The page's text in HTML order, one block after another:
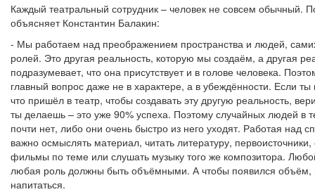
Каждый театральный сотрудник – человек не совсем обычный.
объясняет Константин Балакин:
- Мы работаем над преображением пространства и людей,
ролей. Это другая реальность, которую мы создаём, а другая
подразумевает, что она присутствует и в голове человека.
главный вопрос даже не в характере, а в убеждённости. Если ты
что пришёл в театр, чтобы создавать эту другую реальность,
ты делаешь – это уже 90% успеха. Поэтому случайных людей в
почти нет, либо они очень быстро из него уходят. Работая над
важно осмыслять материал, читать литературу, первоисточники,
фильмы по теме или слушать музыку того же композитора.
любая роль должны быть объёмными. А чтобы появился объём,
напитаться.